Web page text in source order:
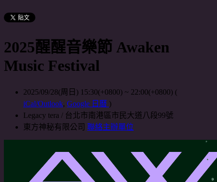
2025醒醒音樂節 Awaken
Music Festival
2025/09/28(周日) 15:30(+0800) ~ 22:00(+0800) (
iCal/Outlook, Google 日曆 )
Legacy tera / 台北市南港區市民大道八段99號
東方神秘有限公司 聯絡主辦單位